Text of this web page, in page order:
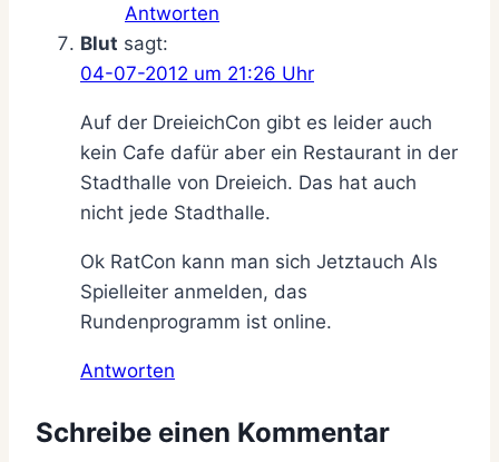
Antworten
Blut sagt:
04-07-2012 um 21:26 Uhr
Auf der DreieichCon gibt es leider auch
kein Cafe dafür aber ein Restaurant in der
Stadthalle von Dreieich. Das hat auch
nicht jede Stadthalle.
Ok RatCon kann man sich Jetztauch Als
Spielleiter anmelden, das
Rundenprogramm ist online.
Antworten
Schreibe einen Kommentar